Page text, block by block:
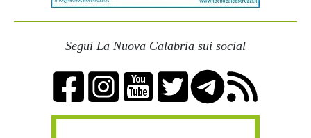
Segui La Nuova Calabria sui social